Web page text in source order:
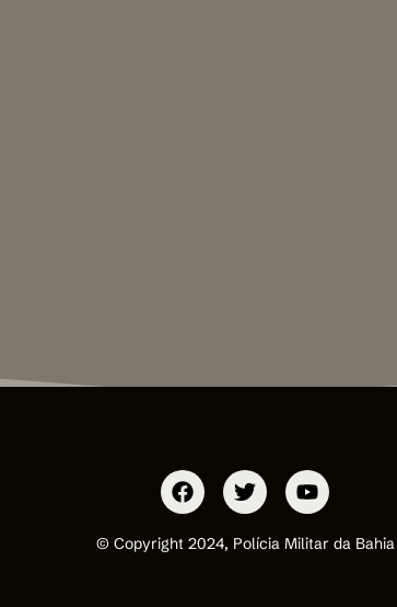
© Copyright 2024, Polícia Militar da Bahia